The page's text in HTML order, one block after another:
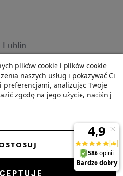
- +
Lublin
plików cookie i plików cookie
naszych usług i pokazywać Ci
preferencjami, analizując Twoje
zgodę na jego użycie, naciśnij
Zezwolenie
FAQ
Apteka Na83. Wszystkie prawa